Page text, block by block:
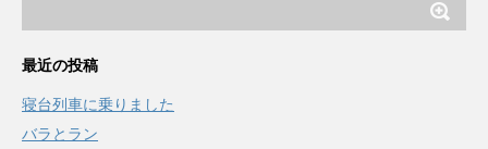
最近の投稿
寝台列車に乗りました
バラとラン